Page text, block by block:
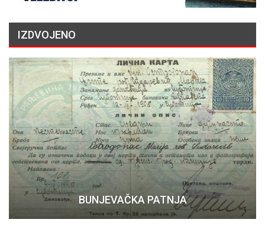
IZDVOJENO
BUNJEVAČKA PATNJA